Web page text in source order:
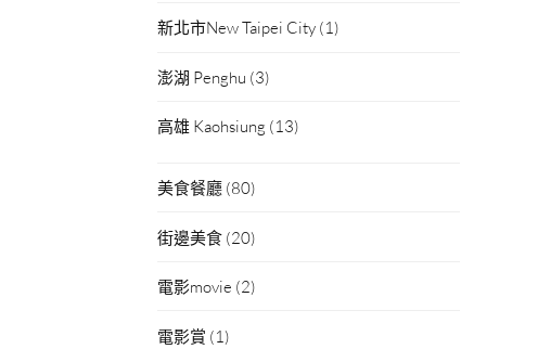
新北市New Taipei City (1)
澎湖 Penghu (3)
高雄 Kaohsiung (13)
美食餐廳 (80)
街邊美食 (20)
電影movie (2)
電影賞 (1)